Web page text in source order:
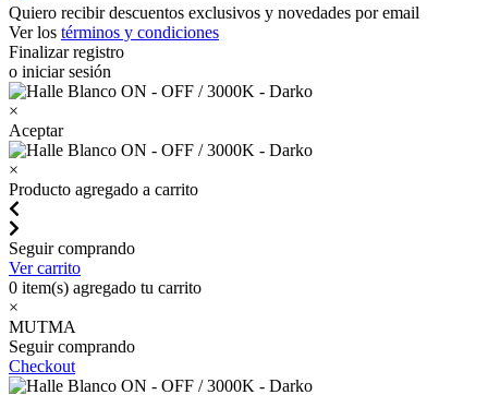
Quiero recibir descuentos exclusivos y novedades por email
Ver los términos y condiciones
Finalizar registro
o iniciar sesión
×
Aceptar
×
Producto agregado a carrito
Seguir comprando
Ver carrito
0 item(s) agregado tu carrito
×
MUTMA
Seguir comprando
Checkout